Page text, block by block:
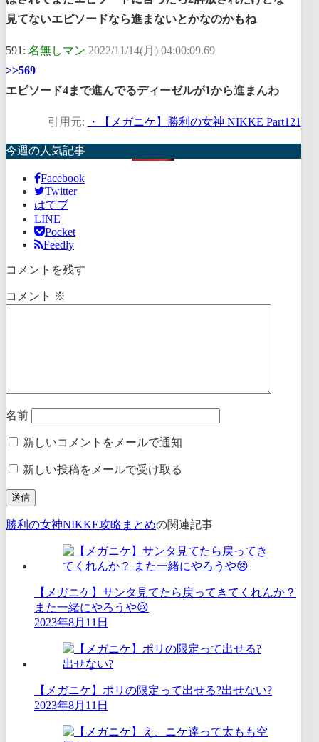
見てないエピソードなら進まないとかなのかもね
591: 名無しマン 2022/11/14(月) 04:00:09.69
>>569
エピソード4まで進んでるディーゼルが1から進まんわ
引用元: ・【メガニケ】勝利の女神 NIKKE Part121
今週の人気記事
Facebook
Twitter
はてブ
LINE
Pocket
Feedly
コメントを残す
コメント ※
名前
新しいコメントをメールで通知
新しい投稿をメールで受け取る
勝利の女神NIKKE攻略まとめの関連記事
【メガニケ】サンタ見てたら戻ってきてくれんか？
また一緒にやろうや😢
2023年8月11日
【メガニケ】ポリの限定って出せる?出せない?
2023年8月11日